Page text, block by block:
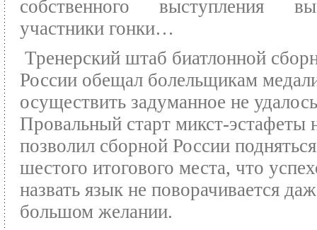
собственного выступления
участники гонки…
Тренерский штаб биатлонной
России обещал болельщикам
осуществить задуманное не
Провальный старт микст-эстафеты
позволил сборной России
шестого итогового места, что
назвать язык не поворачивается
большом желании.